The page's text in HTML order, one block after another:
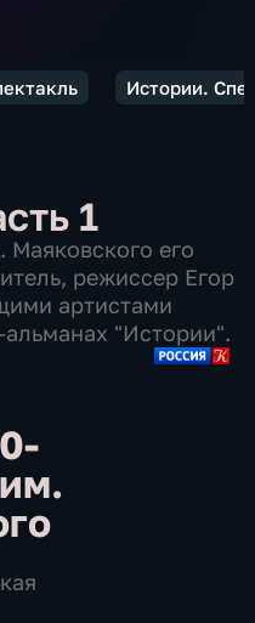
Истории.
1
Маяковского его
режиссер Егор
артистами
альманах "Истории".